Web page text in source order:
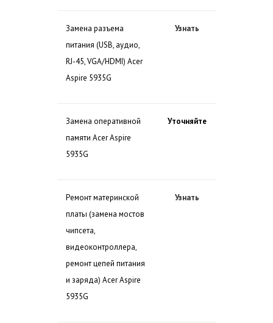
Замена разъема
питания (USB, аудио,
RJ-45, VGA/HDMI) Acer
Aspire 5935G
Узнать
Замена оперативной
памяти Acer Aspire
5935G
Уточняйте
Ремонт материнской
платы (замена мостов
чипсета,
видеоконтроллера,
ремонт цепей питания
и заряда) Acer Aspire
5935G
Узнать